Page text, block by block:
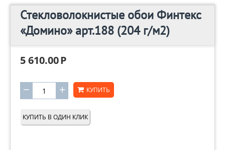
Стекловолокнистые обои Финтекс
«Домино» арт.188 (204 г/м2)
5 610.00Р
+
− КУПИТЬ
КУПИТЬ В ОДИН КЛИК